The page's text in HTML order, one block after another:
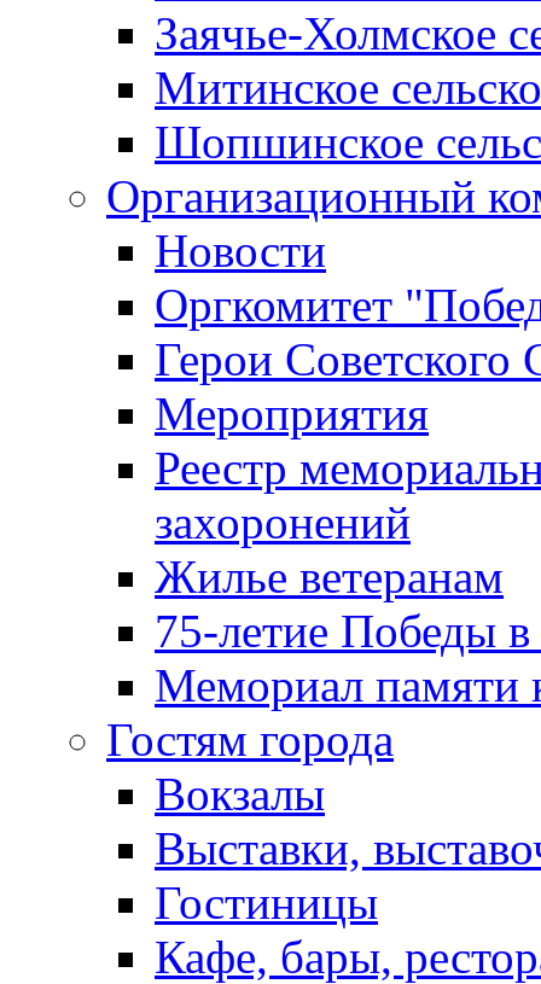
Заячье-Холмское
Митинское
Шопшинское
Организационный
Новости
Оргкомитет
Герои Советского
Мероприятия
Реестр
захоронений
Жилье ветеранам
75-летие Победы
Мемориал памяти
Гостям города
Вокзалы
Выставки,
Гостиницы
Кафе, бары,